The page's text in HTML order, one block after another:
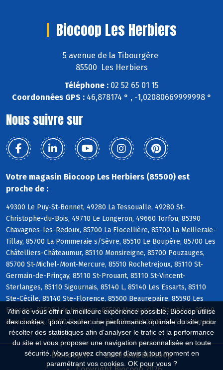
Afin de vous offrir la meilleure expérience possible, Biocoop utilise
des cookies : pour assurer une performance optimale du site, pour
récolter des statistiques afin d'analyser le trafic et la performance
du site et vous proposer une navigation personnalisée en toute
sécurité. Vous pouvez changer d'avis à tout moment en
paramétrant vos cookies. OK pour vous ?
Biocoop Les Herbiers
5 avenue de la Tibourgère
85500 Les Herbiers
Téléphone : 02 52 65 01 15
Coordonnées GPS :46,878174 ° , -1,02080669999998 °
Nous suivre sur
Votre magasin Biocoop Les Herbiers (85500) est
proche de :
49300 Le Puy-St-Bonnet, 49280 La Tessoualle, 49280 St-
Christophe-du-Bois, 49710 Le Longeron, 49660 Torfou, 85390
Chavagnes-les-Redoux, 85700 La Flocellière, 85700 La Meilleraie-
Tillay, 85700 La Pommeraie s/Sèvre, 85510 Le Boupère, 85700 Les
Châtelliers-Châteaumur, 85110 Monsireigne, 85700 Pouzauges,
85700 St-Michel-Mont-Mercure, 85510 Rochetrejoux, 85110 St-
Germain-de-Prinçay, 85110 St-Prouant, 85110 St-Vincent-
Sterlanges, 85110 Sigournais, 85140 L, 85140 Les Essarts, 85110
Ste-Cécile, 85140 Ste-Florence, 85500 Beaurepaire, 85590 Les
Epesses, 85500 Les Herbiers, 85500 Mesnard-la-Barotière, 85640
Mouchamps, 85590 St-Mars-la-Réorthe, 85500 St-Paul-en-Pareds
Biocoop.fr
Le réseau Biocoop